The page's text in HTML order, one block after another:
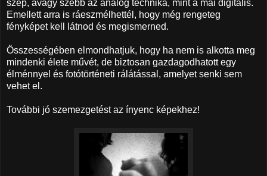
szép, avagy szebb az analóg technika, mint a mai digitális.
Emellett arra is ráeszmélhettél, hogy még rengeteg
fényképet kell látnod és megismerned.
Összességében elmondhatjuk, hogy ha nem is alkotta meg
mindenki élete művét, de biztosan gazdagodhatott egy
élménnyel és fotótörténeti rálátással, amelyet senki sem
vehet el.
További jó szemezgetést az ínyenc képekhez!